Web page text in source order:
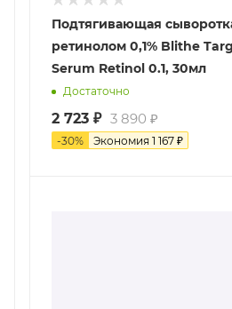
Подтягивающая
ретинолом 0,1% Blithe
Serum Retinol 0.1, 30мл
Достаточно
2 723 ₽ 3 890 ₽
-30% Экономия 1 167 ₽